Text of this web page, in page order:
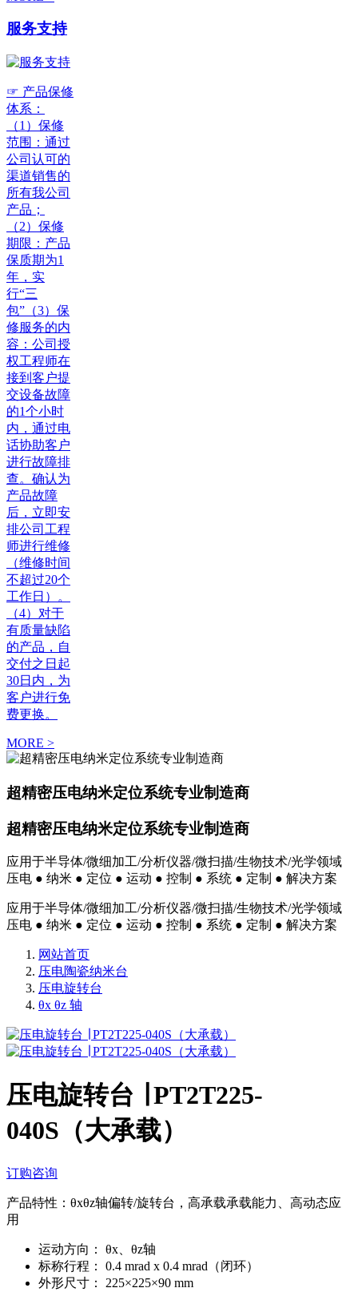
服务支持
☞ 产品保修
体系：
（1）保修
范围：通过
公司认可的
渠道销售的
所有我公司
产品；
（2）保修
期限：产品
保质期为1
年，实
行“三
包”（3）保
修服务的内
容：公司授
权工程师在
接到客户提
交设备故障
的1个小时
内，通过电
话协助客户
进行故障排
查。确认为
产品故障
后，立即安
排公司工程
师进行维修
（维修时间
不超过20个
工作日）。
（4）对于
有质量缺陷
的产品，自
交付之日起
30日内，为
客户进行免
费更换。
MORE >
超精密压电纳米定位系统专业制造商
超精密压电纳米定位系统专业制造商
应用于半导体/微细加工/分析仪器/微扫描/生物技术/光学领域
压电 ● 纳米 ● 定位 ● 运动 ● 控制 ● 系统 ● 定制 ● 解决方案
应用于半导体/微细加工/分析仪器/微扫描/生物技术/光学领域
压电 ● 纳米 ● 定位 ● 运动 ● 控制 ● 系统 ● 定制 ● 解决方案
网站首页
压电陶瓷纳米台
压电旋转台
θx θz 轴
压电旋转台 ∣ PT2T225-
040S（大承载）
订购咨询
产品特性：θxθz轴偏转/旋转台，高承载承载能力、高动态应
用
运动方向：
θx、θz轴
标称行程：
0.4 mrad x 0.4 mrad（闭环）
外形尺寸：
225×225×90 mm